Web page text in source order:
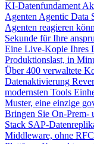
KI-Datenfundament
Agenten Agentic Data
Agenten reagieren
Sekunde für Ihre
Eine Live-Kopie Ihres
Produktionslast, in
Über 400 verwaltete
Datenaktivierung
modernsten Tools
Muster, eine einzige
Bringen Sie On-Prem-
Stack SAP-
Middleware, ohne RFC